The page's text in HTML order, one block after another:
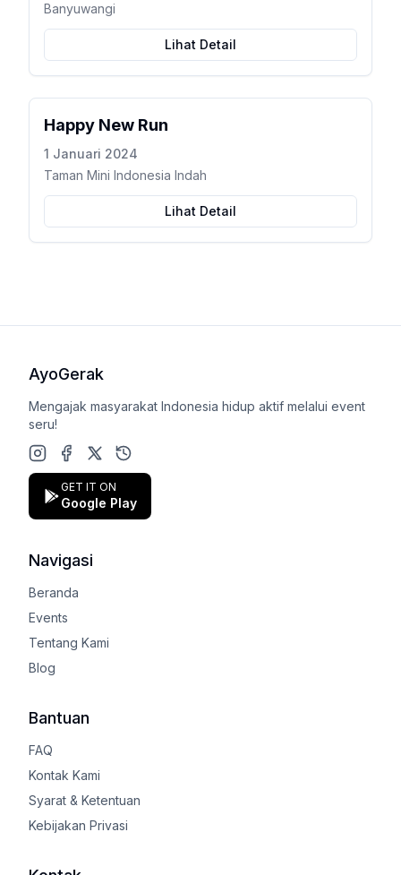
Banyuwangi
Lihat Detail
Happy New Run
1 Januari 2024
Taman Mini Indonesia Indah
Lihat Detail
AyoGerak
Mengajak masyarakat Indonesia hidup aktif melalui event
seru!
Instagram
Facebook
X (Twitter)
Google Play Store
GET IT ON
Google Play
Navigasi
Beranda
Events
Tentang Kami
Blog
Bantuan
FAQ
Kontak Kami
Syarat & Ketentuan
Kebijakan Privasi